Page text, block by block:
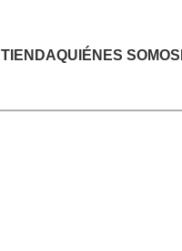
TIENDAQUIÉNES SOMOS